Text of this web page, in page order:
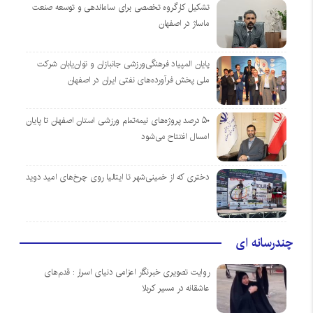
تشکیل کارگروه تخصصی برای ساماندهی و توسعه صنعت
ماساژ در اصفهان
پایان المپیاد فرهنگی‌ورزشی جانبازان و توان‌یابان شرکت
ملی پخش فرآورده‌های نفتی ایران در اصفهان
۵۰ درصد پروژه‌های نیمه‌تمام ورزشی استان اصفهان تا پایان
امسال افتتاح می‌شود
دختری که از خمینی‌شهر تا ایتالیا روی چرخ‌های امید دوید
چندرسانه ای
روایت تصویری خبرنگار اعزامی دنیای اسرار : قدم‌های
عاشقانه در مسیر کربلا